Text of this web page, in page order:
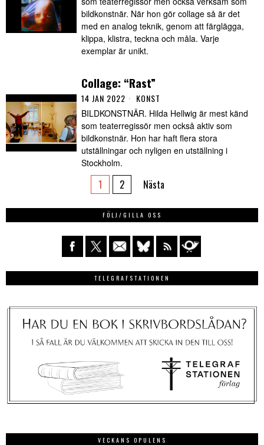
bildkonstnär. När hon gör collage så är det
med en analog teknik, genom att färglägga,
klippa, klistra, teckna och måla. Varje
exemplar är unikt.
Collage: “Rast”
14 JAN 2022 KONST
BILDKONSTNÄR. Hilda Hellwig är mest känd
som teaterregissör men också aktiv som
bildkonstnär. Hon har haft flera stora
utställningar och nyligen en utställning i
Stockholm.
1 2 Nästa
FÖLJ/GILLA OSS
TELEGRAFSTATIONEN
VECKANS OPULENS